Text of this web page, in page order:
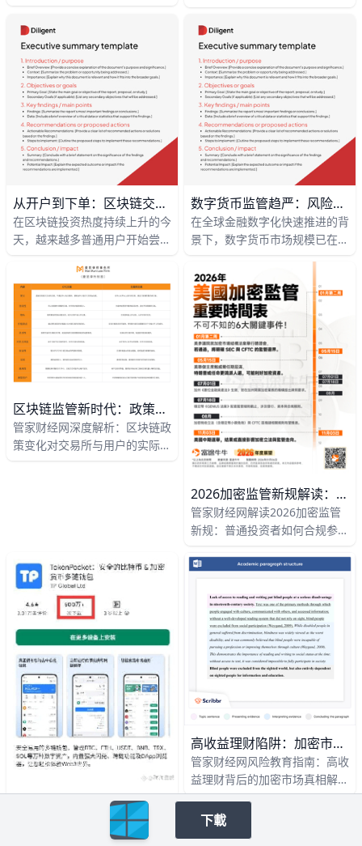
第一次接触数字货币的朋友看
的。假设你现在账户里有 1 万
元，如果直接冲动“梭哈”买某个
网红小币，很可能几天内就亏掉
50% 甚至更多；但如果你先学
会基本规则，分步投入，哪怕短
期少赚一点，长期活得更久、亏
得更少。
链交易里，很多人不是“不会
买”，而是“总在同样的地方
亏”。真正拉开差距的，往往不
是一次神操作，而是对风险、仓
位、情绪和纪律的长期管理。
从开户到下单：区块链交易全流程详解新手必看
在区块链投资热度持续上升的今
天，越来越多普通用户开始尝试
么开户、怎么买币、怎么下单”
都是一头雾水。本文以主流交易
所为原型，把从注册账户到买入
第一枚币的全过程拆成清晰步
骤，配合具体数据和例子，帮你
轻松完成从新手到实操用户的转
变。
数字货币监管趋严：风险与新机会
在全球金融数字化快速推进的背
景下，数字货币市场规模已在
但与此同时，各国监管也明显趋
严。例如，美国SEC在2024年
至2025年间对超过30家加密企
业发起调查或诉讼，欧盟正式实
施MiCA法案，中国香港也在
2023年推出虚拟资产交易平台
牌照制度。这些政策变化表明，
数字货币正从“无序发展”走向
“规范运行”，监管成为行业发展
的重要变量。
区块链监管新时代：政策收紧下交易所与用户的生存法则深度解析
管家财经网深度解析：区块链政
策变化对交易所与用户的实际影
“观望+打击”，逐步转向“分类监
管+风险可控+鼓励合规创新”。
越来越多的国家把区块链写进数
字经济战略，把它视为类似互联
网的底层基础设施，但对高杠杆
投机、非法集资和跨境洗钱则持
续加大打击力度。例如，近几年
多起“百亿级资金盘”案件爆发
后，相应国家很快升级反洗钱法
规和交易实名制，直接影响到交
易所的运营模式和用户的交易体
验。
2026加密监管新规解读：普通投资者合规指南
管家财经网解读2026加密监管
新规：普通投资者如何合规参与
向很清楚：虚拟货币相关交易继
新模式也被重点盯防，普通投资
者要想参与区块链市场，重点不
再是“追高收益”，而是先看平台
是否合规、产品是否透明、资金
流向是否清楚。
钱包被盗如何防护
在管家财经网学会资产安全防
护，最重要的就是先认识钱包被
高收益理财陷阱：加密市场风险全解析
管家财经网风险教育指南：高收
益理财背后的加密市场真相解析
近年来，加密市场吸引了大量追
求高收益的投资者。以比特币为
例，2020年至2021年期间价格
下載